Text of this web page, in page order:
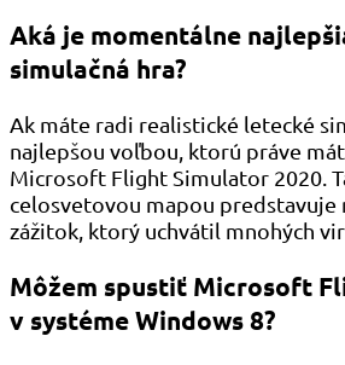
Aká je momentálne
simulačná hra?
Ak máte radi realistické letecké
najlepšou voľbou, ktorú práve
Microsoft Flight Simulator 2020.
celosvetovou mapou predstavuje
zážitok, ktorý uchvátil mnohých
Môžem spustiť Microsoft
v systéme Windows 8?